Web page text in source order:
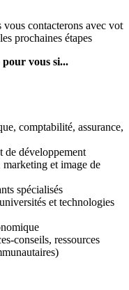
contacterons avec
prochaines étapes
vous si...
comptabilité, assurance,
de développement
et image de
spécialisés
et technologies
conseils, ressources